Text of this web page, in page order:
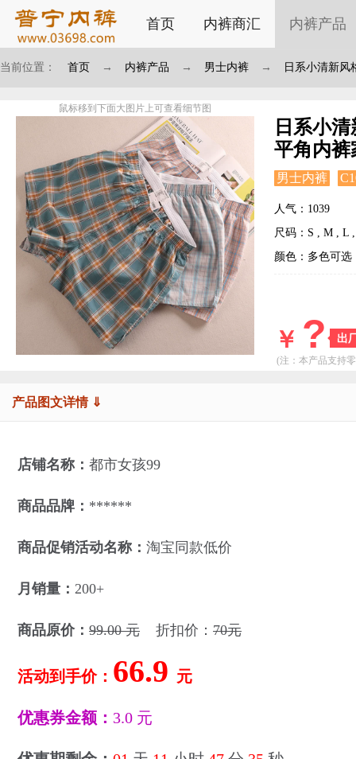
首页 内裤商汇 内裤产品
当前位置： 首页 → 内裤产品 → 男士内裤 → 日系小清新风
鼠标移到下面大图片上可查看细节图
日系小
平角内裤
男士内裤
人气：1039
尺码：S , M , L
颜色：多色可选
出
￥ ?
(注：本产品支持
产品图文详情 ⇓
店铺名称： 都市女孩99
商品品牌： ******
商品促销活动名称： 淘宝同款低价
月销量： 200+
商品原价： 99.00 元 折扣价： 70元
活动到手价： 66.9 元
优惠券金额： 3.0 元